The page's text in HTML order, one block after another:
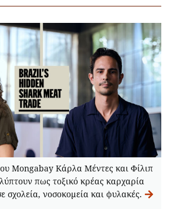
Mongabay Κάρλα Μέντες και Φίλιπ
πως τοξικό κρέας καρχαρία
σχολεία, νοσοκομεία και φυλακές.